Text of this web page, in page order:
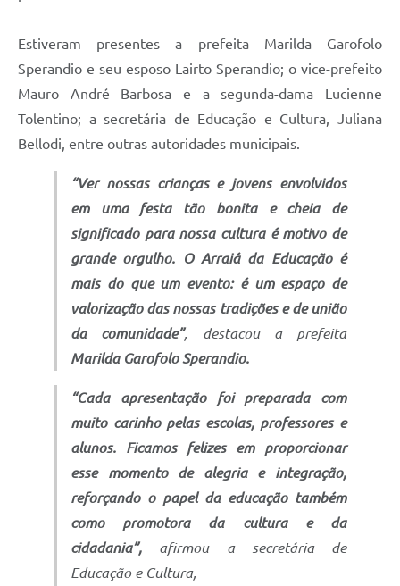
Estiveram presentes a prefeita Marilda Garofolo
Sperandio e seu esposo Lairto Sperandio; o vice-prefeito
Mauro André Barbosa e a segunda-dama Lucienne
Tolentino; a secretária de Educação e Cultura, Juliana
Bellodi, entre outras autoridades municipais.
“Ver nossas crianças e jovens envolvidos
em uma festa tão bonita e cheia de
significado para nossa cultura é motivo de
grande orgulho. O Arraiá da Educação é
mais do que um evento: é um espaço de
valorização das nossas tradições e de união
da comunidade”, destacou a prefeita
Marilda Garofolo Sperandio.
“Cada apresentação foi preparada com
muito carinho pelas escolas, professores e
alunos. Ficamos felizes em proporcionar
esse momento de alegria e integração,
reforçando o papel da educação também
como promotora da cultura e da
cidadania”, afirmou a secretária de
Educação e Cultura,